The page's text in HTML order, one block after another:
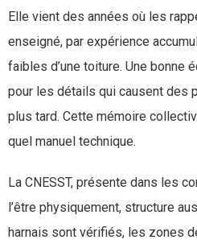
Elle vient des années où les
enseigné, par expérience
faibles d’une toiture. Une bonne
pour les détails qui causent des
plus tard. Cette mémoire
quel manuel technique.
La CNESST, présente dans les
l’être physiquement, structure
harnais sont vérifiés, les zones